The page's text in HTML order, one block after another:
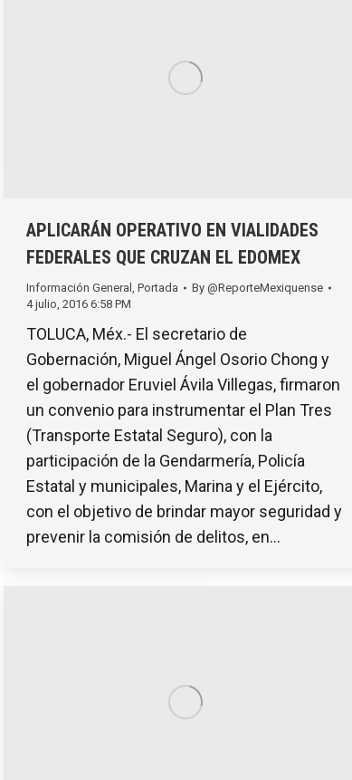
APLICARÁN OPERATIVO EN VIALIDADES
FEDERALES QUE CRUZAN EL EDOMEX
Información General , Portada By @ReporteMexiquense
4 julio, 2016 6:58 PM
TOLUCA, Méx.- El secretario de
Gobernación, Miguel Ángel Osorio Chong y
el gobernador Eruviel Ávila Villegas, firmaron
un convenio para instrumentar el Plan Tres
(Transporte Estatal Seguro), con la
participación de la Gendarmería, Policía
Estatal y municipales, Marina y el Ejército,
con el objetivo de brindar mayor seguridad y
prevenir la comisión de delitos, en…